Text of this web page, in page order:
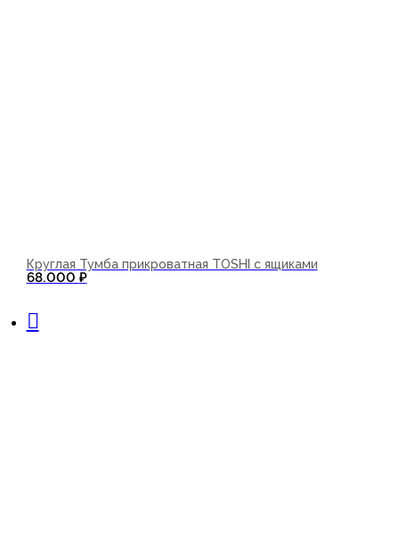
Круглая Тумба прикроватная TOSHI с ящиками
68.000 ₽